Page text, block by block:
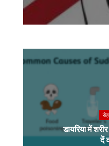
डायरिया में
दें